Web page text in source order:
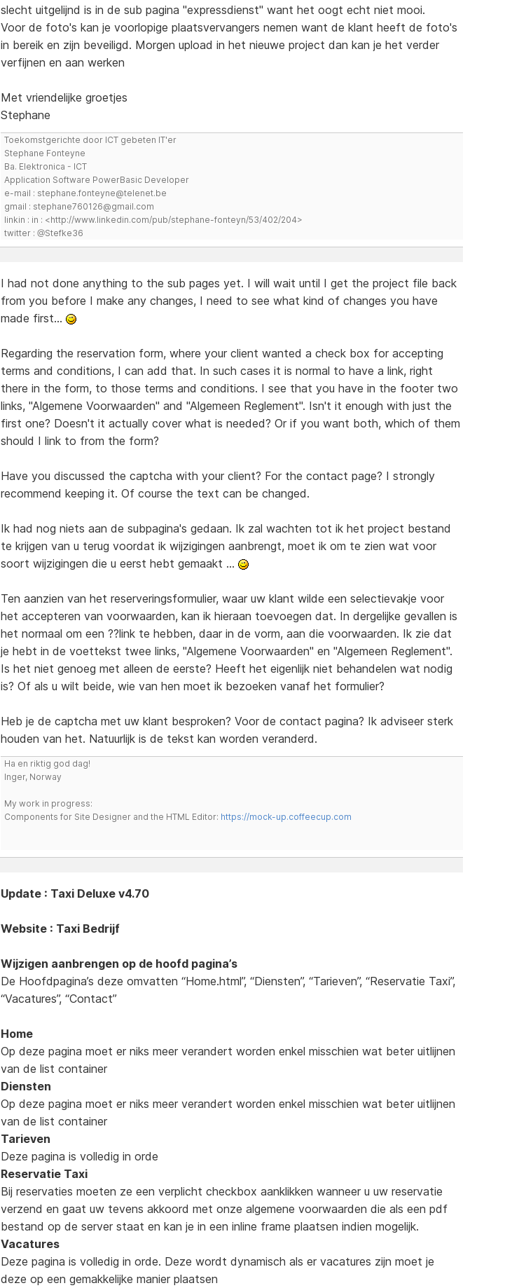
slecht uitgelijnd is in de sub pagina "expressdienst" want het oogt echt niet mooi.
Voor de foto's kan je voorlopige plaatsvervangers nemen want de klant heeft de foto's
in bereik en zijn beveiligd. Morgen upload in het nieuwe project dan kan je het verder
verfijnen en aan werken
Met vriendelijke groetjes
Stephane
Toekomstgerichte door ICT gebeten IT'er
Stephane Fonteyne
Ba. Elektronica - ICT
Application Software PowerBasic Developer
e-mail : stephane.fonteyne@telenet.be
gmail : stephane760126@gmail.com
linkin : in : <http://www.linkedin.com/pub/stephane-fonteyn/53/402/204>
twitter : @Stefke36
I had not done anything to the sub pages yet. I will wait until I get the project file back
from you before I make any changes, I need to see what kind of changes you have
made first...
Regarding the reservation form, where your client wanted a check box for accepting
terms and conditions, I can add that. In such cases it is normal to have a link, right
there in the form, to those terms and conditions. I see that you have in the footer two
links, "Algemene Voorwaarden" and "Algemeen Reglement". Isn't it enough with just the
first one? Doesn't it actually cover what is needed? Or if you want both, which of them
should I link to from the form?
Have you discussed the captcha with your client? For the contact page? I strongly
recommend keeping it. Of course the text can be changed.
Ik had nog niets aan de subpagina's gedaan. Ik zal wachten tot ik het project bestand
te krijgen van u terug voordat ik wijzigingen aanbrengt, moet ik om te zien wat voor
soort wijzigingen die u eerst hebt gemaakt ...
Ten aanzien van het reserveringsformulier, waar uw klant wilde een selectievakje voor
het accepteren van voorwaarden, kan ik hieraan toevoegen dat. In dergelijke gevallen is
het normaal om een ??link te hebben, daar in de vorm, aan die voorwaarden. Ik zie dat
je hebt in de voettekst twee links, "Algemene Voorwaarden" en "Algemeen Reglement".
Is het niet genoeg met alleen de eerste? Heeft het eigenlijk niet behandelen wat nodig
is? Of als u wilt beide, wie van hen moet ik bezoeken vanaf het formulier?
Heb je de captcha met uw klant besproken? Voor de contact pagina? Ik adviseer sterk
houden van het. Natuurlijk is de tekst kan worden veranderd.
Ha en riktig god dag!
Inger, Norway
My work in progress:
Components for Site Designer and the HTML Editor: https://mock-up.coffeecup.com
Update : Taxi Deluxe v4.70
Website : Taxi Bedrijf
Wijzigen aanbrengen op de hoofd pagina’s
De Hoofdpagina’s deze omvatten “Home.html”, “Diensten”, “Tarieven”, “Reservatie Taxi”,
“Vacatures”, “Contact”
Home
Op deze pagina moet er niks meer verandert worden enkel misschien wat beter uitlijnen
van de list container
Diensten
Op deze pagina moet er niks meer verandert worden enkel misschien wat beter uitlijnen
van de list container
Tarieven
Deze pagina is volledig in orde
Reservatie Taxi
Bij reservaties moeten ze een verplicht checkbox aanklikken wanneer u uw reservatie
verzend en gaat uw tevens akkoord met onze algemene voorwaarden die als een pdf
bestand op de server staat en kan je in een inline frame plaatsen indien mogelijk.
Vacatures
Deze pagina is volledig in orde. Deze wordt dynamisch als er vacatures zijn moet je
deze op een gemakkelijke manier plaatsen